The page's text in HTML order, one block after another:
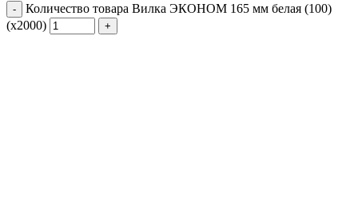
Количество товара Вилка ЭКОНОМ 165 мм белая (100)
(х2000)